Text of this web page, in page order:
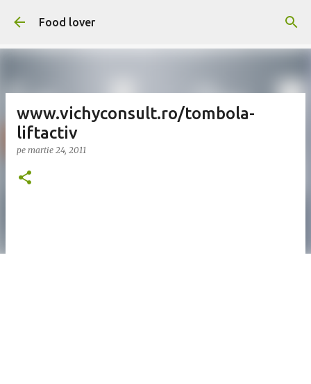
Treceți la conținutul principal
Food lover
www.vichyconsult.ro/tombola-
liftactiv
pe martie 24, 2011